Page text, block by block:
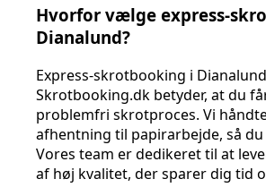
Hvorfor vælge express-
Dianalund?
Express-skrotbooking i
Skrotbooking.dk betyder, at du
problemfri skrotproces. Vi
afhentning til papirarbejde, så du
Vores team er dedikeret til at
af høj kvalitet, der sparer dig tid